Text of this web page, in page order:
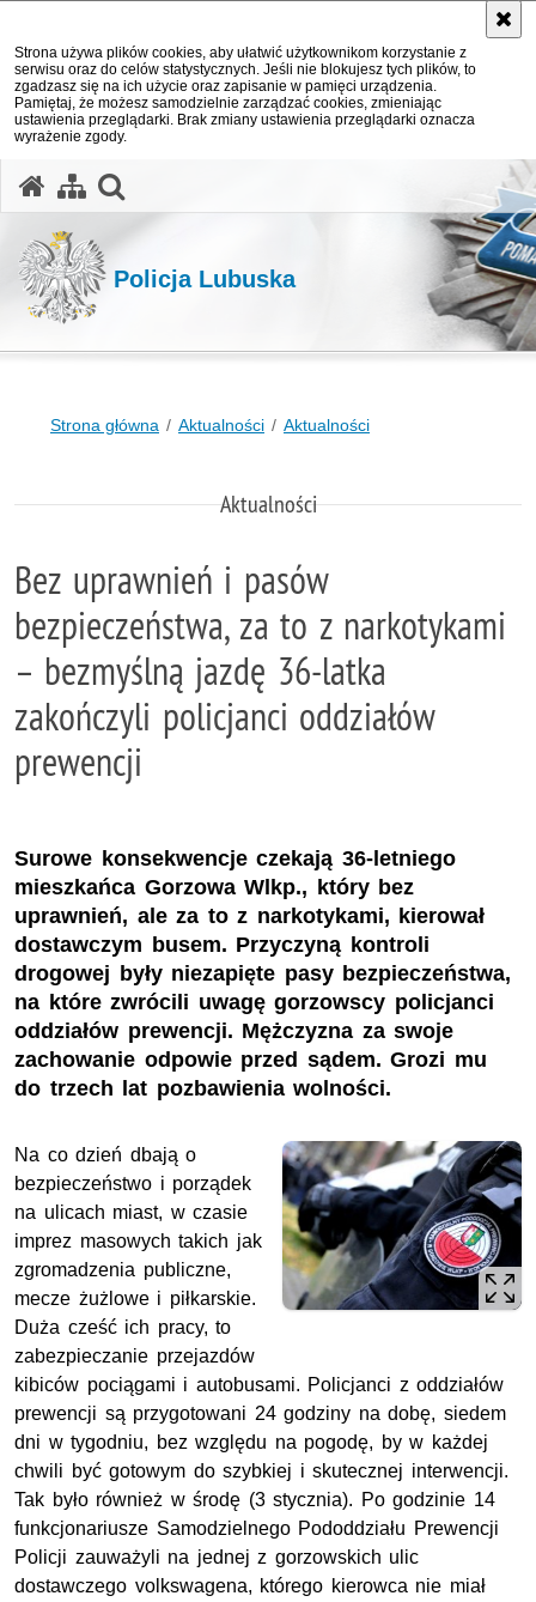
Strona używa plików cookies, aby ułatwić użytkownikom korzystanie z
serwisu oraz do celów statystycznych. Jeśli nie blokujesz tych plików, to
zgadzasz się na ich użycie oraz zapisanie w pamięci urządzenia.
Pamiętaj, że możesz samodzielnie zarządzać cookies, zmieniając
ustawienia przeglądarki. Brak zmiany ustawienia przeglądarki oznacza
wyrażenie zgody.
Policja Lubuska
Strona główna Aktualności Aktualności
Aktualności
Bez uprawnień i pasów
bezpieczeństwa, za to z narkotykami
– bezmyślną jazdę 36-latka
zakończyli policjanci oddziałów
prewencji
Surowe konsekwencje czekają 36-letniego
mieszkańca Gorzowa Wlkp., który bez
uprawnień, ale za to z narkotykami, kierował
dostawczym busem. Przyczyną kontroli
drogowej były niezapięte pasy bezpieczeństwa,
na które zwrócili uwagę gorzowscy policjanci
oddziałów prewencji. Mężczyzna za swoje
zachowanie odpowie przed sądem. Grozi mu
do trzech lat pozbawienia wolności.
Na co dzień dbają o
bezpieczeństwo i porządek
na ulicach miast, w czasie
imprez masowych takich jak
zgromadzenia publiczne,
mecze żużlowe i piłkarskie.
Duża cześć ich pracy, to
zabezpieczanie przejazdów
kibiców pociągami i autobusami. Policjanci z oddziałów
prewencji są przygotowani 24 godziny na dobę, siedem
dni w tygodniu, bez względu na pogodę, by w każdej
chwili być gotowym do szybkiej i skutecznej interwencji.
Tak było również w środę (3 stycznia). Po godzinie 14
funkcjonariusze Samodzielnego Pododdziału Prewencji
Policji zauważyli na jednej z gorzowskich ulic
dostawczego volkswagena, którego kierowca nie miał